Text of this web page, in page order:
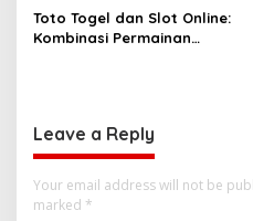
Toto Togel dan Slot Online:
Kombinasi Permainan
Leave a Reply
Your email address will not be
marked *